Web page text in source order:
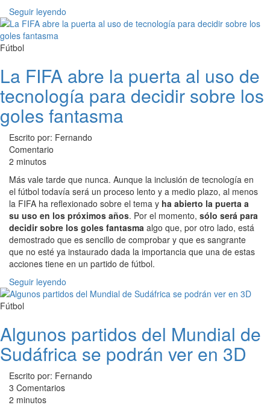
Seguir leyendo
Fútbol
La FIFA abre la puerta al uso de
tecnología para decidir sobre los
goles fantasma
Escrito por: Fernando
Comentario
2 minutos
Más vale tarde que nunca. Aunque la inclusión de tecnología en
el fútbol todavía será un proceso lento y a medio plazo, al menos
la FIFA ha reflexionado sobre el tema y ha abierto la puerta a
su uso en los próximos años. Por el momento, sólo será para
decidir sobre los goles fantasma algo que, por otro lado, está
demostrado que es sencillo de comprobar y que es sangrante
que no esté ya instaurado dada la importancia que una de estas
acciones tiene en un partido de fútbol.
Seguir leyendo
Fútbol
Algunos partidos del Mundial de
Sudáfrica se podrán ver en 3D
Escrito por: Fernando
3 Comentarios
2 minutos